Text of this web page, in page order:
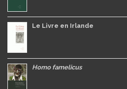
Le Livre en Irlande
Homo famelicus